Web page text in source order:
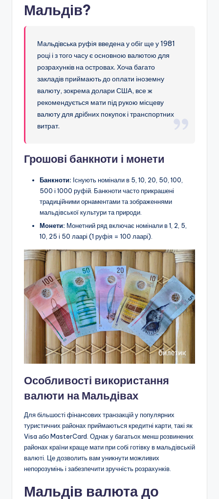
Мальдів?
Мальдівська руфія введена у обіг ще у 1981
році і з того часу є основною валютою для
розрахунків на островах. Хоча багато
закладів приймають до оплати іноземну
валюту, зокрема долари США, все ж
рекомендується мати під рукою місцеву
валюту для дрібних покупок і транспортних
витрат.
Грошові банкноти і монети
Банкноти: Існують номінали в 5, 10, 20, 50, 100,
500 і 1000 руфій. Банкноти часто прикрашені
традиційними орнаментами та зображеннями
мальдівської культури та природи.
Монети: Монетний ряд включає номінали в 1, 2, 5,
10, 25 і 50 лаарі (1 руфія = 100 лаарі).
Особливості використання
валюти на Мальдівах
Для більшості фінансових транзакцій у популярних
туристичних районах приймаються кредитні карти, такі як
Visa або MasterCard. Однак у багатьох менш розвинених
районах країни краще мати при собі готівку в мальдівській
валюті. Це дозволить вам уникнути можливих
непорозумінь і забезпечити зручність розрахунків.
Мальдів валюта до